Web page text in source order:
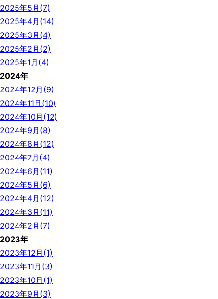
2025年5月(7)
2025年4月(14)
2025年3月(4)
2025年2月(2)
2025年1月(4)
2024年
2024年12月(9)
2024年11月(10)
2024年10月(12)
2024年9月(8)
2024年8月(12)
2024年7月(4)
2024年6月(11)
2024年5月(6)
2024年4月(12)
2024年3月(11)
2024年2月(7)
2023年
2023年12月(1)
2023年11月(3)
2023年10月(1)
2023年9月(3)